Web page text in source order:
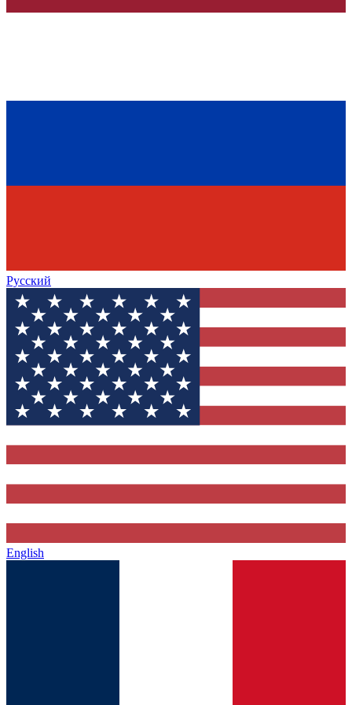
Русский
English